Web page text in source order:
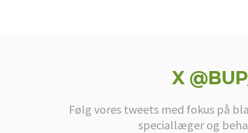
X
Følg vores tweets med fokus på
speciallæger og